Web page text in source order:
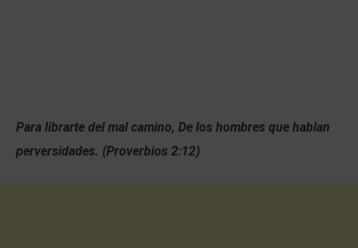
Para librarte del mal camino, De los hombres que hablan
perversidades. (Proverbios 2:12)